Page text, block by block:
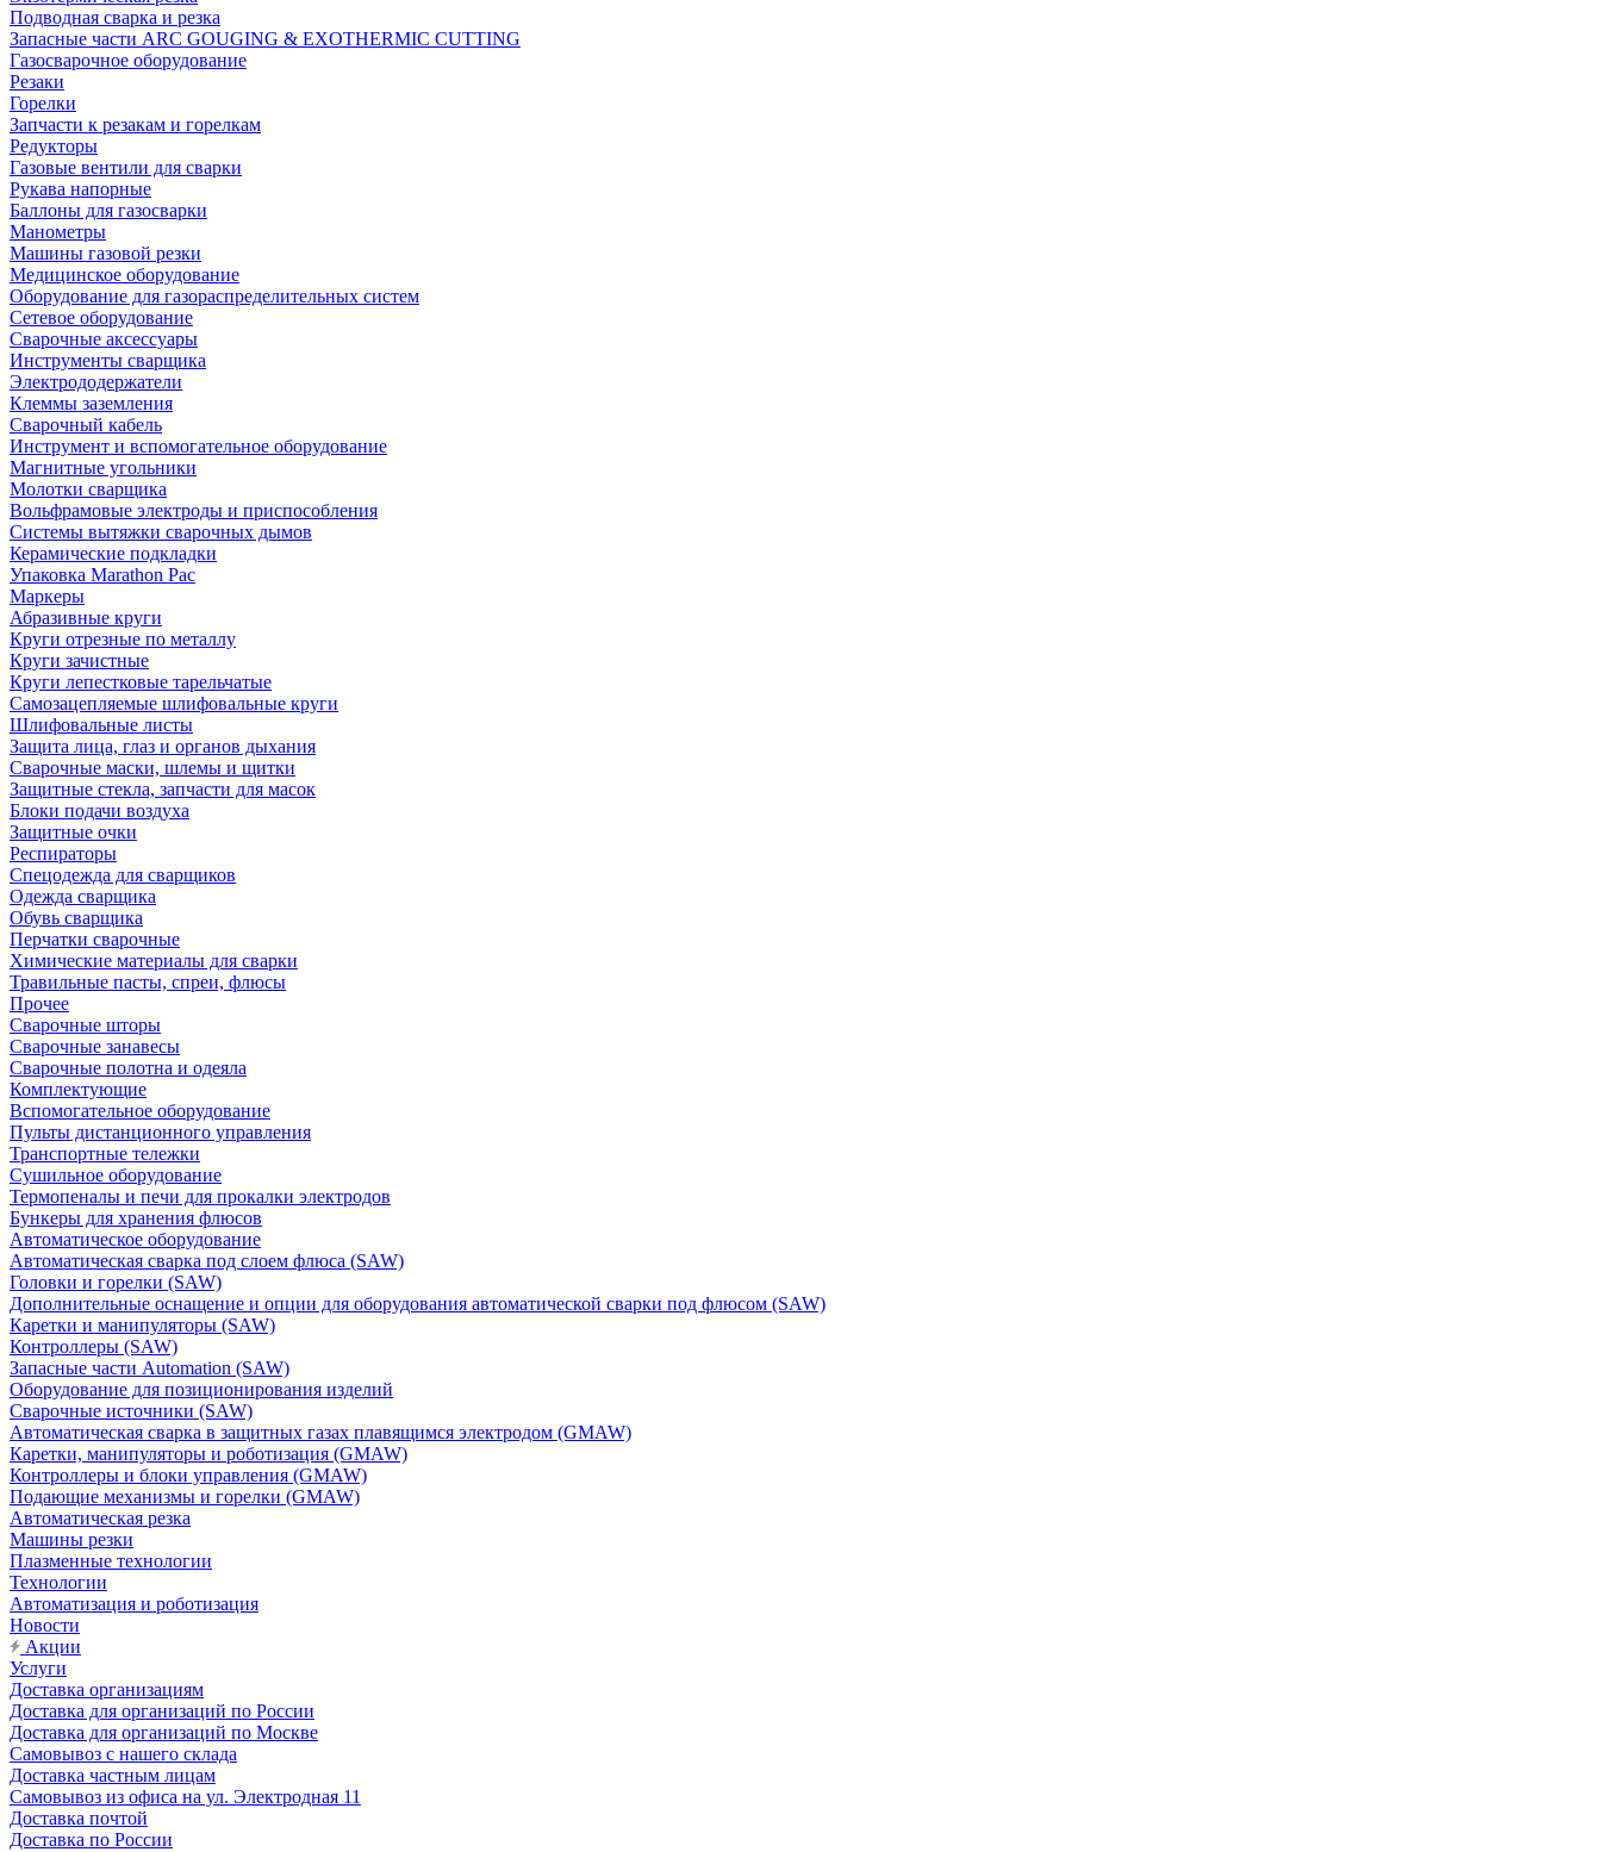
Подводная сварка и резка
Запасные части ARC GOUGING & EXOTHERMIC CUTTING
Газосварочное оборудование
Резаки
Горелки
Запчасти к резакам и горелкам
Редукторы
Газовые вентили для сварки
Рукава напорные
Баллоны для газосварки
Манометры
Машины газовой резки
Медицинское оборудование
Оборудование для газораспределительных систем
Сетевое оборудование
Сварочные аксессуары
Инструменты сварщика
Электрододержатели
Клеммы заземления
Сварочный кабель
Инструмент и вспомогательное оборудование
Магнитные угольники
Молотки сварщика
Вольфрамовые электроды и приспособления
Системы вытяжки сварочных дымов
Керамические подкладки
Упаковка Marathon Pac
Маркеры
Абразивные круги
Круги отрезные по металлу
Круги зачистные
Круги лепестковые тарельчатые
Самозацепляемые шлифовальные круги
Шлифовальные листы
Защита лица, глаз и органов дыхания
Сварочные маски, шлемы и щитки
Защитные стекла, запчасти для масок
Блоки подачи воздуха
Защитные очки
Респираторы
Спецодежда для сварщиков
Одежда сварщика
Обувь сварщика
Перчатки сварочные
Химические материалы для сварки
Травильные пасты, спреи, флюсы
Прочее
Сварочные шторы
Сварочные занавесы
Сварочные полотна и одеяла
Комплектующие
Вспомогательное оборудование
Пульты дистанционного управления
Транспортные тележки
Сушильное оборудование
Термопеналы и печи для прокалки электродов
Бункеры для хранения флюсов
Автоматическое оборудование
Автоматическая сварка под слоем флюса (SAW)
Головки и горелки (SAW)
Дополнительные оснащение и опции для оборудования автоматической сварки под флюсом (SAW)
Каретки и манипуляторы (SAW)
Контроллеры (SAW)
Запасные части Automation (SAW)
Оборудование для позиционирования изделий
Сварочные источники (SAW)
Автоматическая сварка в защитных газах плавящимся электродом (GMAW)
Каретки, манипуляторы и роботизация (GMAW)
Контроллеры и блоки управления (GMAW)
Подающие механизмы и горелки (GMAW)
Автоматическая резка
Машины резки
Плазменные технологии
Технологии
Автоматизация и роботизация
Новости
Акции
Услуги
Доставка организациям
Доставка для организаций по России
Доставка для организаций по Москве
Самовывоз с нашего склада
Доставка частным лицам
Самовывоз из офиса на ул. Электродная 11
Доставка почтой
Доставка по России